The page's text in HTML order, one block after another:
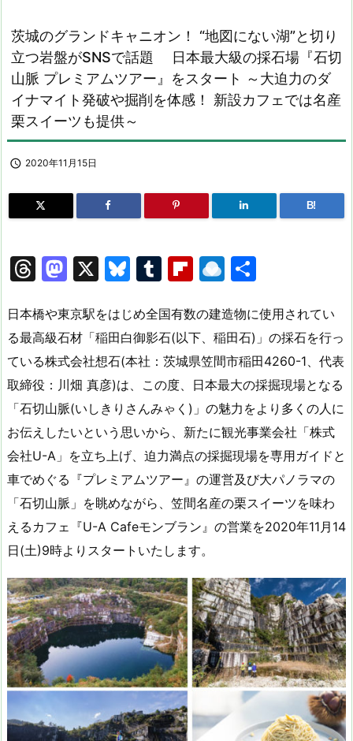
茨城のグランドキャニオン！ “地図にない湖”と切り
立つ岩盤がSNSで話題 日本最大級の採石場『石切
山脈 プレミアムツアー』をスタート ～大迫力のダ
イナマイト発破や掘削を体感！ 新設カフェでは名産
栗スイーツも提供～
 2020年11月15日
B!
T
e
a
d
s
M
st
o
d
o
n
X
Bl
e
s
k
y
T
m
bl
r
Fl
b
o
ar
d
R
n
dr
o
p.
io
日本橋や東京駅をはじめ全国有数の建造物に使用されてい
る最高級石材「稲田白御影石(以下、稲田石)」の採石を行っ
ている株式会社想石(本社：茨城県笠間市稲田4260-1、代表
取締役：川畑 真彦)は、この度、日本最大の採掘現場となる
「石切山脈(いしきりさんみゃく)」の魅力をより多くの人に
お伝えしたいという思いから、新たに観光事業会社「株式
会社U-A」を立ち上げ、迫力満点の採掘現場を専用ガイドと
車でめぐる『プレミアムツアー』の運営及び大パノラマの
「石切山脈」を眺めながら、笠間名産の栗スイーツを味わ
えるカフェ『U-A Cafeモンブラン』の営業を2020年11月14
日(土)9時よりスタートいたします。